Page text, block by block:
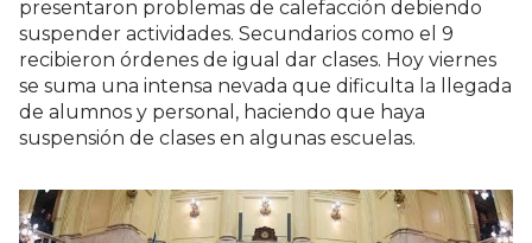
presentaron problemas de calefacción debiendo
suspender actividades. Secundarios como el 9
recibieron órdenes de igual dar clases. Hoy viernes
se suma una intensa nevada que dificulta la llegada
de alumnos y personal, haciendo que haya
suspensión de clases en algunas escuelas.